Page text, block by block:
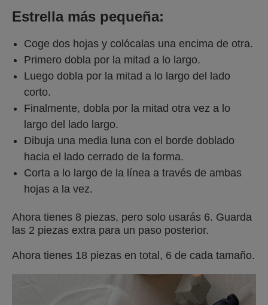
Estrella más pequeña:
Coge dos hojas y colócalas una encima de otra.
Primero dobla por la mitad a lo largo.
Luego dobla por la mitad a lo largo del lado
corto.
Finalmente, dobla por la mitad otra vez a lo
largo del lado largo.
Dibuja una media luna con el borde doblado
hacia el lado cerrado de la forma.
Corta a lo largo de la línea a través de ambas
hojas a la vez.
Ahora tienes 8 piezas, pero solo usarás 6. Guarda
las 2 piezas extra para un paso posterior.
Ahora tienes 18 piezas en total, 6 de cada tamaño.